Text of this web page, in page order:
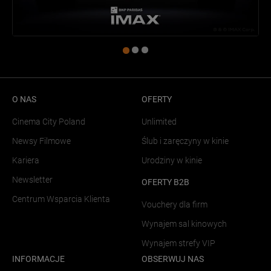
O NAS
Cinema City Poland
Newsy Filmowe
Kariera
Newsletter
Centrum Wsparcia Klienta
OFERTY
Unlimited
Ślub i zaręczyny w kinie
Urodziny w kinie
OFERTY B2B
Vouchery dla firm
Wynajem sal kinowych
Wynajem strefy VIP
INFORMACJE
OBSERWUJ NAS